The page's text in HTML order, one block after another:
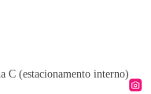
C (estacionamento interno)